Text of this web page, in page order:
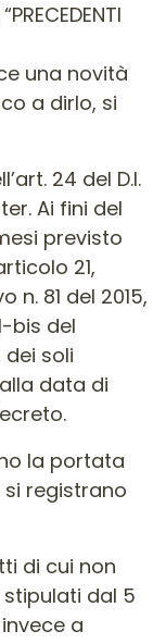
una novità
a dirlo, si
24 del D.l.
Ai fini del
previsto
21,
n. 81 del 2015,
bis del
soli
data di
la portata
si registrano
di cui non
dal 5
a